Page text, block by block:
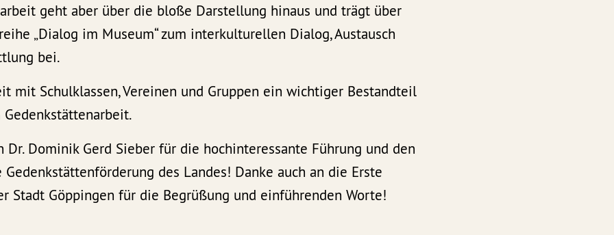
geht aber über die bloße Darstellung hinaus und trägt über
„Dialog im Museum“ zum interkulturellen Dialog, Austausch
bei.
mit Schulklassen, Vereinen und Gruppen ein wichtiger Bestandteil
Dr. Dominik Gerd Sieber für die hochinteressante Führung und den
Gedenkstättenförderung des Landes! Danke auch an die Erste
Stadt Göppingen für die Begrüßung und einführenden Worte!